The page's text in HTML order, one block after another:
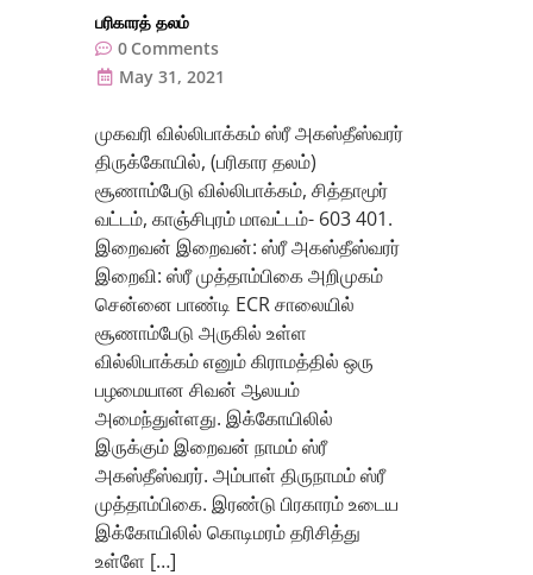
பரிகாரத் தலம்
0 Comments
May 31, 2021
முகவரி வில்லிபாக்கம் ஸ்ரீ அகஸ்தீஸ்வரர்
திருக்கோயில், (பரிகார தலம்)
சூணாம்பேடு வில்லிபாக்கம், சித்தாமூர்
வட்டம், காஞ்சிபுரம் மாவட்டம்- 603 401.
இறைவன் இறைவன்: ஸ்ரீ அகஸ்தீஸ்வரர்
இறைவி: ஸ்ரீ முத்தாம்பிகை அறிமுகம்
சென்னை பாண்டி ECR சாலையில்
சூணாம்பேடு அருகில் உள்ள
வில்லிபாக்கம் எனும் கிராமத்தில் ஒரு
பழமையான சிவன் ஆலயம்
அமைந்துள்ளது. இக்கோயிலில்
இருக்கும் இறைவன் நாமம் ஸ்ரீ
அகஸ்தீஸ்வரர். அம்பாள் திருநாமம் ஸ்ரீ
முத்தாம்பிகை. இரண்டு பிரகாரம் உடைய
இக்கோயிலில் கொடிமரம் தரிசித்து
உள்ளே […]